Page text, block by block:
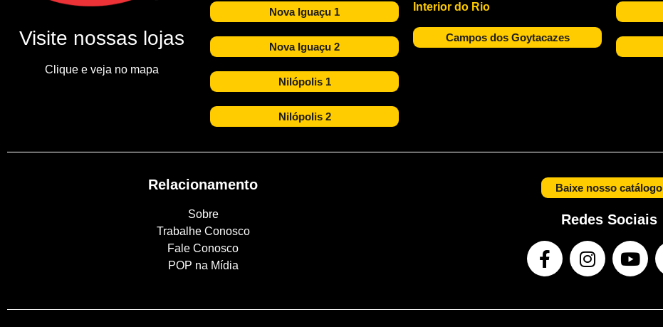
Visite nossas lojas
Clique e veja no mapa
Nova Iguaçu 1
Nova Iguaçu 2
Nilópolis 1
Nilópolis 2
Interior do Rio
Campos dos Goytacazes
Relacionamento
Sobre
Trabalhe Conosco
Fale Conosco
POP na Mídia
Baixe nosso catálogo
Redes Sociais